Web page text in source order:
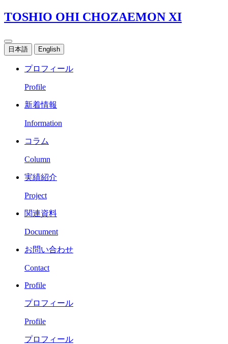
TOSHIO OHI CHOZAEMON XI
日本語 English
プロフィール
Profile
新着情報
Information
コラム
Column
実績紹介
Project
関連資料
Document
お問い合わせ
Contact
Profile
プロフィール
Profile
プロフィール